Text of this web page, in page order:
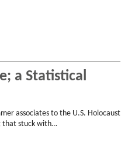
a Statistical
associates to the U.S. Holocaust
that stuck with…